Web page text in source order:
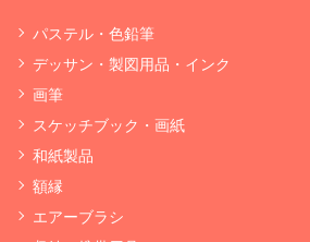
パステル・色鉛筆
デッサン・製図用品・インク
画筆
スケッチブック・画紙
和紙製品
額縁
エアーブラシ